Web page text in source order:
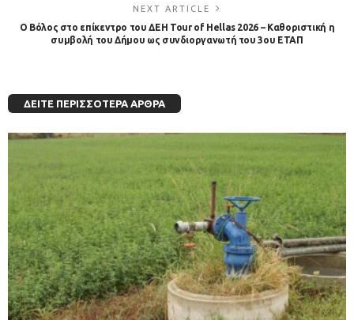
NEXT ARTICLE
Ο Βόλος στο επίκεντρο του ΔΕΗ Tour of Hellas 2026 – Καθοριστική η
συμβολή του Δήμου ως συνδιοργανωτή του 3ου ΕΤΑΠ
ΔΕΊΤΕ ΠΕΡΙΣΣΌΤΕΡΑ ΆΡΘΡΑ